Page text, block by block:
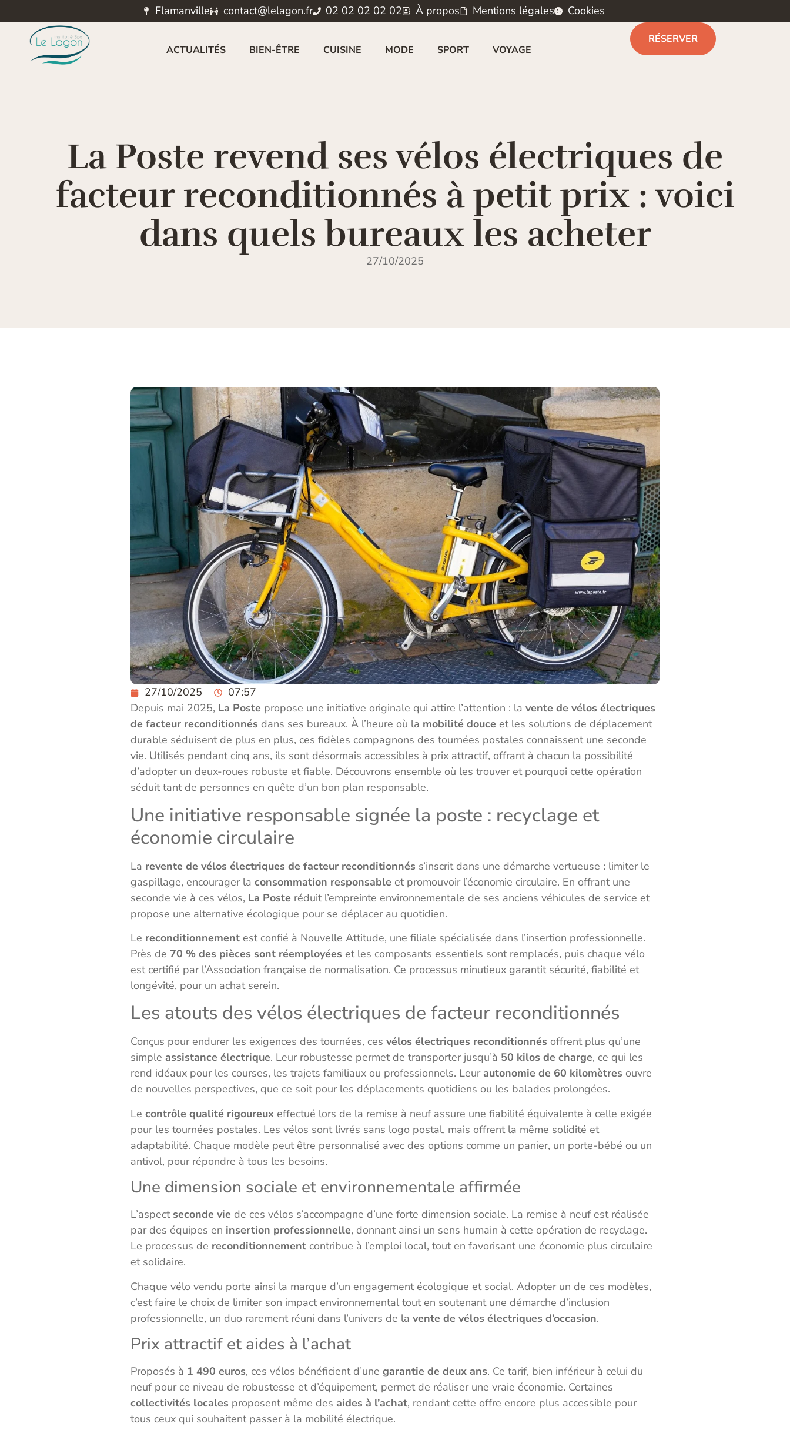
Flamanville contact@lelagon.fr 02 02 02 02 02 À propos Mentions légales Cookies
ACTUALITÉS BIEN-ÊTRE CUISINE MODE SPORT VOYAGE
RÉSERVER
La Poste revend ses vélos électriques de
facteur reconditionnés à petit prix : voici
dans quels bureaux les acheter
27/10/2025
27/10/2025
07:57
Depuis mai 2025, La Poste propose une initiative originale qui attire l’attention : la vente de vélos électriques
de facteur reconditionnés dans ses bureaux. À l’heure où la mobilité douce et les solutions de déplacement
durable séduisent de plus en plus, ces fidèles compagnons des tournées postales connaissent une seconde
vie. Utilisés pendant cinq ans, ils sont désormais accessibles à prix attractif, offrant à chacun la possibilité
d’adopter un deux-roues robuste et fiable. Découvrons ensemble où les trouver et pourquoi cette opération
séduit tant de personnes en quête d’un bon plan responsable.
Une initiative responsable signée la poste : recyclage et
économie circulaire
La revente de vélos électriques de facteur reconditionnés s’inscrit dans une démarche vertueuse : limiter le
gaspillage, encourager la consommation responsable et promouvoir l’économie circulaire. En offrant une
seconde vie à ces vélos, La Poste réduit l’empreinte environnementale de ses anciens véhicules de service et
propose une alternative écologique pour se déplacer au quotidien.
Le reconditionnement est confié à Nouvelle Attitude, une filiale spécialisée dans l’insertion professionnelle.
Près de 70 % des pièces sont réemployées et les composants essentiels sont remplacés, puis chaque vélo
est certifié par l’Association française de normalisation. Ce processus minutieux garantit sécurité, fiabilité et
longévité, pour un achat serein.
Les atouts des vélos électriques de facteur reconditionnés
Conçus pour endurer les exigences des tournées, ces vélos électriques reconditionnés offrent plus qu’une
simple assistance électrique. Leur robustesse permet de transporter jusqu’à 50 kilos de charge, ce qui les
rend idéaux pour les courses, les trajets familiaux ou professionnels. Leurautonomie de 60 kilomètres ouvre
de nouvelles perspectives, que ce soit pour les déplacements quotidiens ou les balades prolongées.
Le contrôle qualité rigoureux effectué lors de la remise à neuf assure une fiabilité équivalente à celle exigée
pour les tournées postales. Les vélos sont livrés sans logo postal, mais offrent la même solidité et
adaptabilité. Chaque modèle peut être personnalisé avec des options comme un panier, un porte-bébé ou un
antivol, pour répondre à tous les besoins.
Une dimension sociale et environnementale affirmée
L’aspect seconde vie de ces vélos s’accompagne d’une forte dimension sociale. La remise à neuf est réalisée
par des équipes en insertion professionnelle, donnant ainsi un sens humain à cette opération de recyclage.
Le processus de reconditionnement contribue à l’emploi local, tout en favorisant une économie plus circulaire
et solidaire.
Chaque vélo vendu porte ainsi la marque d’un engagement écologique et social. Adopter un de ces modèles,
c’est faire le choix de limiter son impact environnemental tout en soutenant une démarche d’inclusion
professionnelle, un duo rarement réuni dans l’univers de la vente de vélos électriques d’occasion.
Prix attractif et aides à l’achat
Proposés à 1 490 euros, ces vélos bénéficient d’une garantie de deux ans. Ce tarif, bien inférieur à celui du
neuf pour ce niveau de robustesse et d’équipement, permet de réaliser une vraie économie. Certaines
collectivités locales proposent même des aides à l’achat, rendant cette offre encore plus accessible pour
tous ceux qui souhaitent passer à la mobilité électrique.